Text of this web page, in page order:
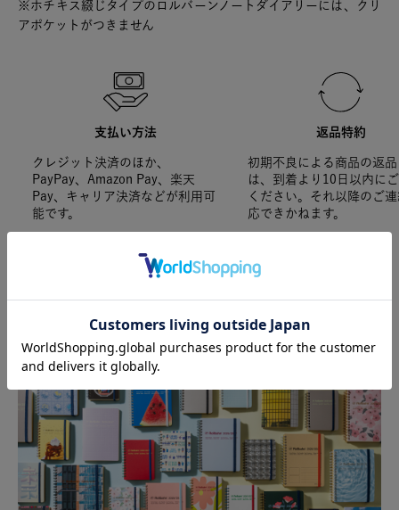
※ホチキス綴じタイプのロルバーンノートダイアリーには、クリ
アポケットがつきません
支払い方法
クレジット決済のほか、
PayPay、Amazon Pay、楽天
Pay、キャリア決済などが利用可
能です。
返品特約
初期不良による商品の返
は、到着より10日以内に
ください。それ以降のご
応できかねます。
SPECIAL FEATURE